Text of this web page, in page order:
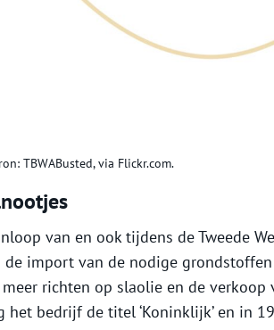
TBWABusted, via Flickr.com.
van en ook tijdens de Tweede
de import van de nodige
richten op slaolie en de
het bedrijf de titel ‘Koninklijk’ en in